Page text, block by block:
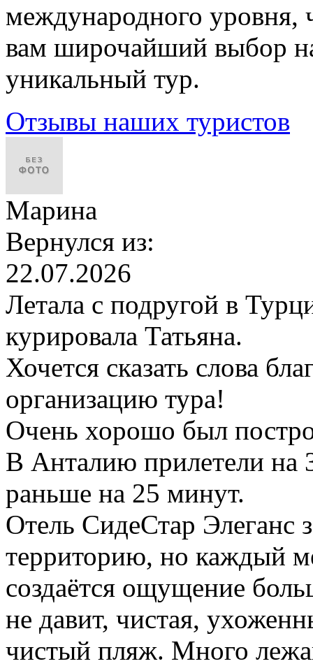
международного уровня,
вам широчайший выбор
уникальный тур.
Отзывы наших туристов
Марина
Вернулся из:
22.07.2026
Летала с подругой в
курировала Татьяна.
Хочется сказать слова
организацию тура!
Очень хорошо был
В Анталию прилетели на
раньше на 25 минут.
Отель СидеСтар Элеганс
территорию, но каждый
создаётся ощущение
не давит, чистая,
чистый пляж. Много